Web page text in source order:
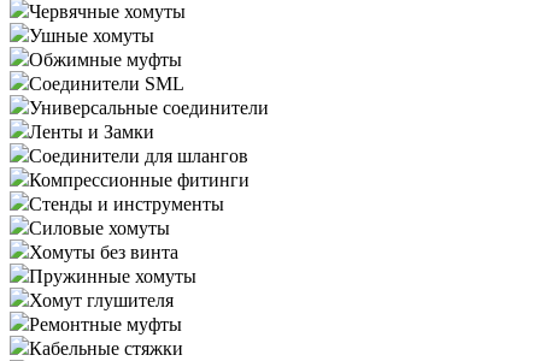
Червячные хомуты
Ушные хомуты
Обжимные муфты
Соединители SML
Универсальные соединители
Ленты и Замки
Соединители для шлангов
Компрессионные фитинги
Стенды и инструменты
Силовые хомуты
Хомуты без винта
Пружинные хомуты
Хомут глушителя
Ремонтные муфты
Кабельные стяжки